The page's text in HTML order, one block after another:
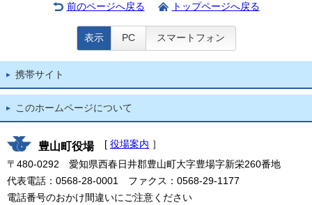
前のページへ戻る トップページへ戻る
表示 PC スマートフォン
携帯サイト
このホームページについて
豊山町役場 [ 役場案内 ］
〒480-0292 愛知県西春日井郡豊山町大字豊場字新栄260番地
代表電話：0568-28-0001 ファクス：0568-29-1177
電話番号のおかけ間違いにご注意ください